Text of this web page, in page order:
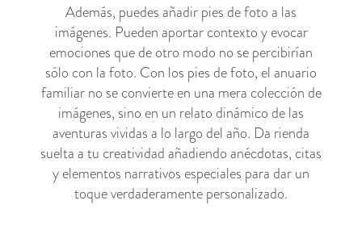
Además, puedes añadir pies de foto a las
imágenes. Pueden aportar contexto y evocar
emociones que de otro modo no se percibirían
sólo con la foto. Con los pies de foto, el anuario
familiar no se convierte en una mera colección de
imágenes, sino en un relato dinámico de las
aventuras vividas a lo largo del año. Da rienda
suelta a tu creatividad añadiendo anécdotas, citas
y elementos narrativos especiales para dar un
toque verdaderamente personalizado.